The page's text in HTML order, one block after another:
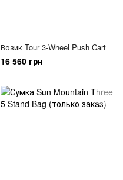
Возик Tour 3-Wheel Push Cart
16 560 грн